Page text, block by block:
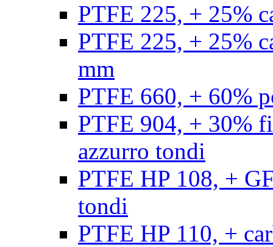
PTFE 225, + 25%
PTFE 225, + 25%
mm
PTFE 660, + 60%
PTFE 904, + 30%
azzurro tondi
PTFE HP 108, +
tondi
PTFE HP 110, +